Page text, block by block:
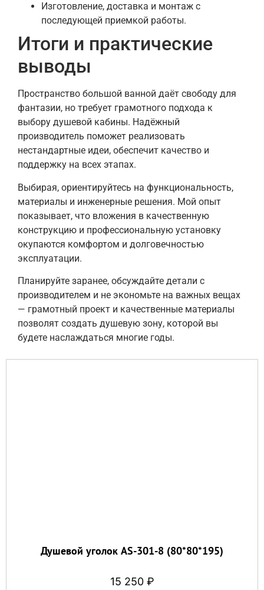
Изготовление, доставка и монтаж с
последующей приемкой работы.
Итоги и практические
выводы
Пространство большой ванной даёт свободу для
фантазии, но требует грамотного подхода к
выбору душевой кабины. Надёжный
производитель поможет реализовать
нестандартные идеи, обеспечит качество и
поддержку на всех этапах.
Выбирая, ориентируйтесь на функциональность,
материалы и инженерные решения. Мой опыт
показывает, что вложения в качественную
конструкцию и профессиональную установку
окупаются комфортом и долговечностью
эксплуатации.
Планируйте заранее, обсуждайте детали с
производителем и не экономьте на важных вещах
— грамотный проект и качественные материалы
позволят создать душевую зону, которой вы
будете наслаждаться многие годы.
Душевой уголок AS-301-8 (80*80*195)
15 250 ₽